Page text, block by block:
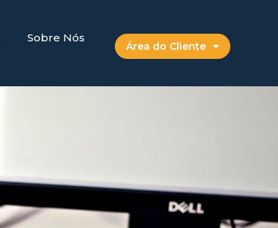
Sobre Nós
Área do Cliente